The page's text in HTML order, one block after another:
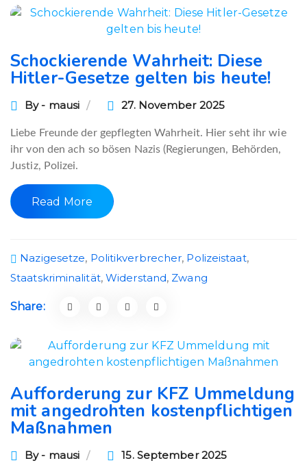
Schockierende Wahrheit: Diese
Hitler-Gesetze gelten bis heute!
By - mausi 27. November 2025
Liebe Freunde der gepflegten Wahrheit. Hier seht ihr wie
ihr von den ach so bösen Nazis (Regierungen, Behörden,
Justiz, Polizei.
Read More
Nazigesetze, Politikverbrecher, Polizeistaat,
Staatskriminalität,Widerstand, Zwang
Share:
Aufforderung zur KFZ Ummeldung
mit angedrohten kostenpflichtigen
Maßnahmen
By - mausi 15. September 2025